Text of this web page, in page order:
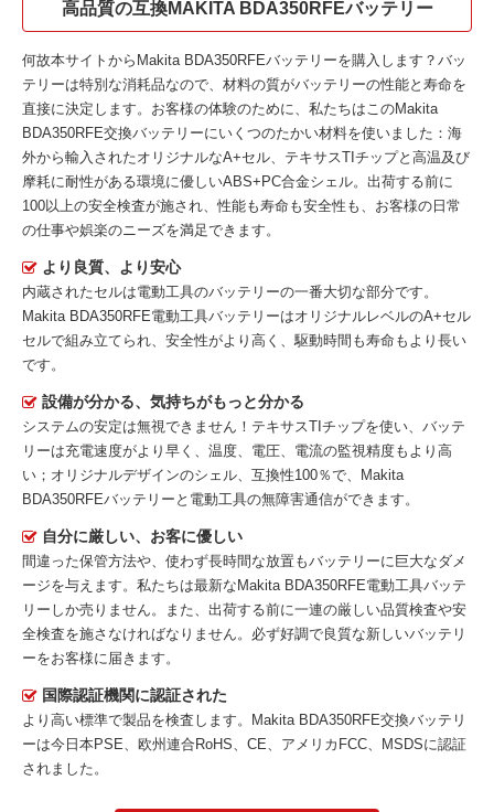
高品質の互換MAKITA BDA350RFEバッテリー
何故本サイトから Makita BDA350RFEバッテリーを購入します？バッ
テリーは特別な消耗品なので、材料の質がバッテリーの性能と寿命を
直接に決定します。お客様の体験のために、私たちはこのMakita
BDA350RFE交換バッテリーにいくつのたかい材料を使いました：海
外から輸入されたオリジナルなA+セル、テキサスTIチップと高温及び
摩耗に耐性がある環境に優しいABS+PC合金シェル。出荷する前に
100以上の安全検査が施され、性能も寿命も安全性も、お客様の日常
の仕事や娯楽のニーズを満足できます。
より良質、より安心
内蔵されたセルは電動工具のバッテリーの一番大切な部分です。
Makita BDA350RFE電動工具バッテリーはオリジナルレベルのA+セル
セルで組み立てられ、安全性がより高く、駆動時間も寿命もより長い
です。
設備が分かる、気持ちがもっと分かる
システムの安定は無視できません！テキサスTIチップを使い、バッテ
リーは充電速度がより早く、温度、電圧、電流の監視精度もより高
い；オリジナルデザインのシェル、互換性100％で、Makita
BDA350RFEバッテリーと電動工具の無障害通信ができます。
自分に厳しい、お客に優しい
間違った保管方法や、使わず長時間な放置もバッテリーに巨大なダメ
ージを与えます。私たちは最新な Makita BDA350RFE電動工具バッテ
リー しか売りません。また、出荷する前に一連の厳しい品質検査や安
全検査を施さなければなりません。必ず好調で良質な新しいバッテリ
ーをお客様に届きます。
国際認証機関に認証された
より高い標準で製品を検査します。Makita BDA350RFE交換バッテリ
ーは今日本PSE、欧州連合RoHS、CE、アメリカFCC、MSDSに認証
されました。